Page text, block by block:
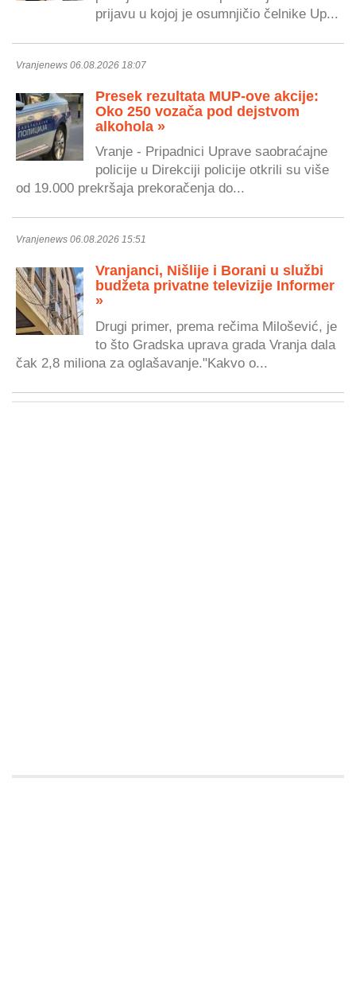
prijavu u kojoj je osumnjičio čelnike Up...
Vranjenews 06.08.2026 18:07
Presek rezultata MUP-ove akcije:
Oko 250 vozača pod dejstvom
alkohola »
Vranje - Pripadnici Uprave saobraćajne
policije u Direkciji policije otkrili su više
od 19.000 prekršaja prekoračenja do...
Vranjenews 06.08.2026 15:51
Vranjanci, Nišlije i Borani u službi
budžeta privatne televizije Informer
»
Drugi primer, prema rečima Milošević, je
to što Gradska uprava grada Vranja dala
čak 2,8 miliona za oglašavanje."Kakvo o...